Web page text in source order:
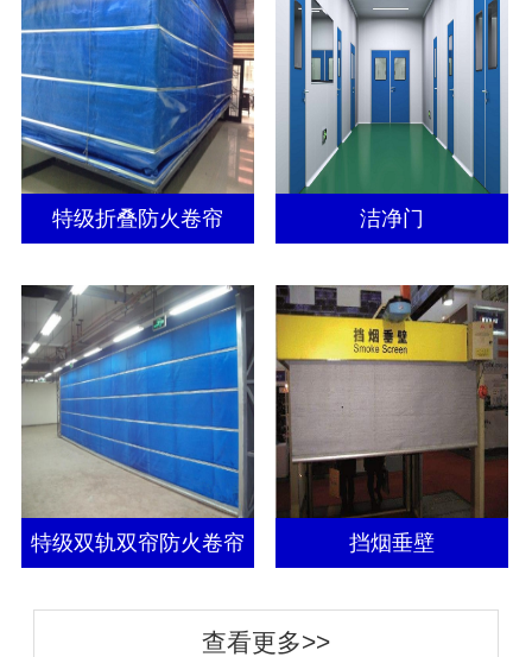
特级折叠防火卷帘 洁净门
特级双轨双帘防火卷帘 挡烟垂壁
查看更多>>